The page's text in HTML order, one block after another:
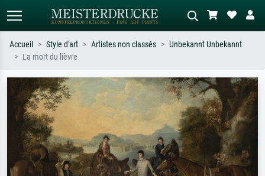
Recherchez par artiste, titre ou style –
ex. Monet, Nuit étoilée,
impressionnisme, vague de Hokusai,
Décrivez la scène – ex. prairie verte,
abstrait avec beaucoup de rouge,
tableau sombre, nu debout près d'un
arbre.
Accueil Style d'art Artistes non classés
Unbekannt Unbekannt
La mort du lièvre